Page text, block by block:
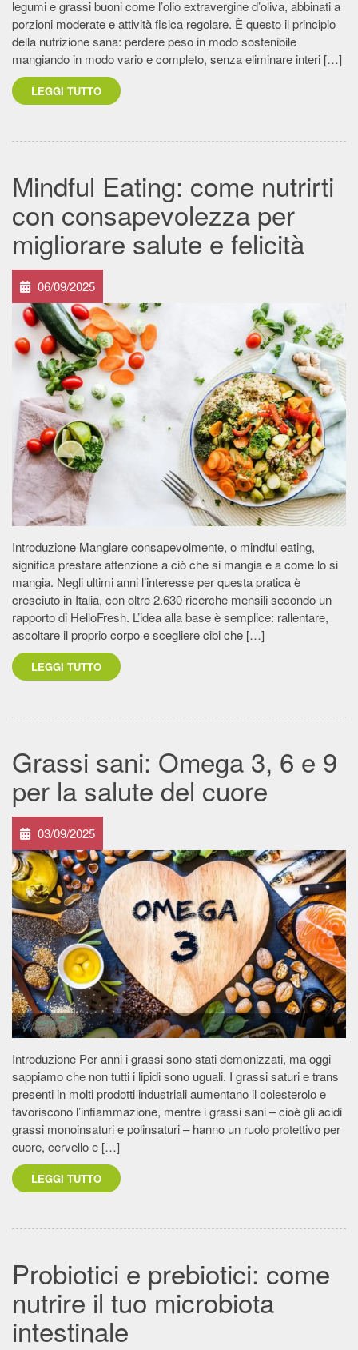
legumi e grassi buoni come l’olio extravergine d’oliva, abbinati a
porzioni moderate e attività fisica regolare. È questo il principio
della nutrizione sana: perdere peso in modo sostenibile
mangiando in modo vario e completo, senza eliminare interi […]
LEGGI TUTTO
Mindful Eating: come nutrirti
con consapevolezza per
migliorare salute e felicità
06/09/2025
Introduzione Mangiare consapevolmente, o mindful eating,
significa prestare attenzione a ciò che si mangia e a come lo si
mangia. Negli ultimi anni l’interesse per questa pratica è
cresciuto in Italia, con oltre 2.630 ricerche mensili secondo un
rapporto di HelloFresh. L’idea alla base è semplice: rallentare,
ascoltare il proprio corpo e scegliere cibi che […]
LEGGI TUTTO
Grassi sani: Omega 3, 6 e 9
per la salute del cuore
03/09/2025
Introduzione Per anni i grassi sono stati demonizzati, ma oggi
sappiamo che non tutti i lipidi sono uguali. I grassi saturi e trans
presenti in molti prodotti industriali aumentano il colesterolo e
favoriscono l’infiammazione, mentre i grassi sani – cioè gli acidi
grassi monoinsaturi e polinsaturi – hanno un ruolo protettivo per
cuore, cervello e […]
LEGGI TUTTO
Probiotici e prebiotici: come
nutrire il tuo microbiota
intestinale